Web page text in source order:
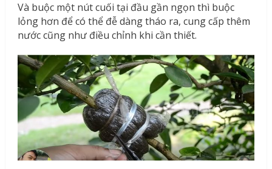
Và buộc một nút cuối tại đầu gần ngọn thì buộc
lỏng hơn để có thể đễ dàng tháo ra, cung cấp thêm
nước cũng như điều chỉnh khi cần thiết.